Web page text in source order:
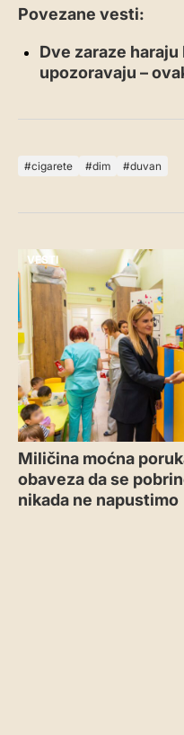
Povezane vesti:
Dve zaraze
upozoravaju –
cigarete dim duvan
VESTI
Miličina moćna
obaveza da se
nikada ne napustimo